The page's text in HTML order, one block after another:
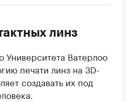
линз
Университета Ватерлоо
печати линз на 3D-
создавать их под